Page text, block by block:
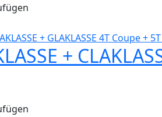
+